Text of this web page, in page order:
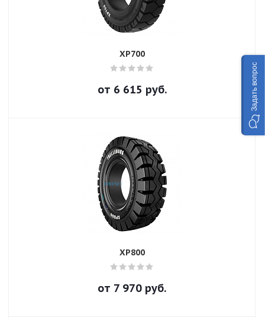
XP700
от 6 615 руб.
XP800
от 7 970 руб.
Задать вопрос